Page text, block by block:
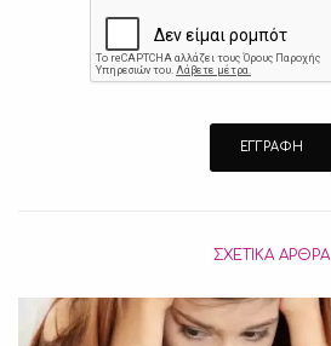
ΣΧΕΤΙΚΆ ΆΡΘΡΑ